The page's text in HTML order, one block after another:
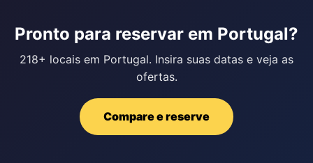
Pronto para reservar em Portugal?
218+ locais em Portugal. Insira suas datas e veja as
ofertas.
Compare e reserve